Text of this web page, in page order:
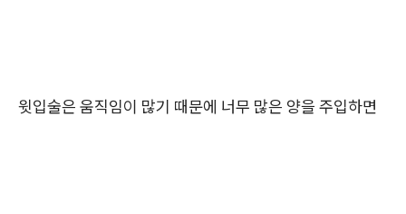
윗입술은 움직임이 많기 때문에 너무 많은 양을 주입하면